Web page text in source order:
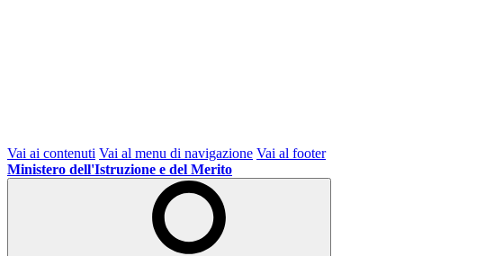
Vai ai contenuti Vai al menu di navigazione Vai al footer
Ministero dell'Istruzione e del Merito